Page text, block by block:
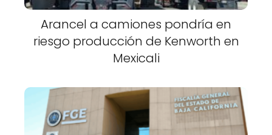
Arancel a camiones pondría en
riesgo producción de Kenworth en
Mexicali